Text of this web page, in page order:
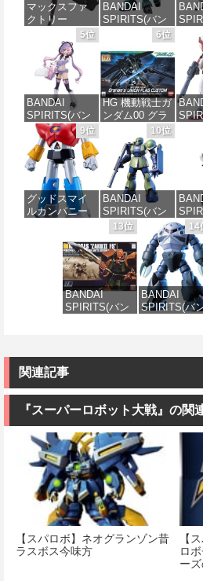
マックスファ
クトリー
MXちゃん 組み
立て式プラモ
デル ノンスケ
ール 全高約
160mm
価格：¥10,094
BANDAI
SPIRITS(バン
ダイ スピリッ
ツ) HG 機動新
世紀ガンダムX
ガンダムレオ
パルド 1/144ス
ケール 色分け
済みプラモデ
ル
価格：¥2,420
ダ
ツ)
ト
AV-
ング
ラス
みプ
5位
BANDAI
SPIRITS(バン
ダイ スピリッ
ツ) 30MS SIS-
J00 メルンジ
ャ[カラーA] 色
分け済みプラ
モデル
価格：¥4,200
6位
HG 機動戦士ガ
ンダム00 グラ
ハム専用ユニ
オンフラッグ
カスタム 1/144
スケール 色分
け済みプラモ
デル
価格：¥1,800
ダ
ツ)
動
ダ
ム
ー 1/
ル 色
プラ
価
9位
グッドスマイ
ルカンパニー
MODEROID ダ
イアポロン 組
み立て式プラ
モデル ノンス
ケール 全高約
10位
BANDAI
SPIRITS(バン
ダイ スピリッ
ツ) HGUC
1/144 HGUC
MS-05BザクI
(機動戦士ガン
ダム)
価格：¥1,645
ダイ
ツ)
H00
エ[
分け
モデ
価
13位
BANDAI
SPIRITS(バン
(ガルマ専用機)
(機動戦士ガン
価格：¥2,500
14
BANDAI
SPIRITS(バ
MSM-07 ズゴ
みプラモデル
関連記事
『スーパーロボット大戦』の関
【スパロボ】ネオグランゾン昔
ラスボス今味方
【
ロ
ー